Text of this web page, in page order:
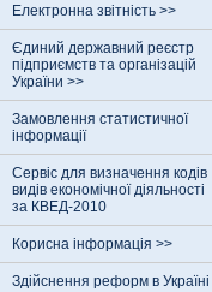
Електронна звітність >>
Єдиний державний реєстр
пiдприємств та органiзацiй
України >>
Замовлення статистичної
інформації
Сервіс для визначення кодів
видів економічної діяльності
за КВЕД-2010
Корисна інформація >>
Здійснення реформ в Україні